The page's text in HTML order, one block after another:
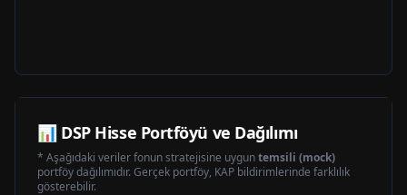
📊 DSPHisse Portföyü ve Dağılımı
* Aşağıdaki veriler fonun stratejisine uyguntemsili (mock)
portföy dağılımıdır. Gerçek portföy, KAP bildirimlerinde farklılık
gösterebilir.